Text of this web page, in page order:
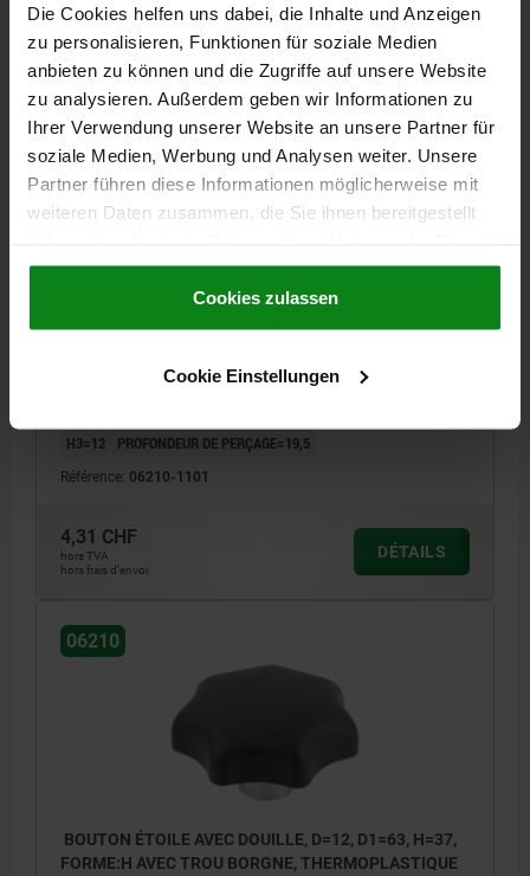
Die Cookies helfen uns dabei, die Inhalte und Anzeigen
zu personalisieren, Funktionen für soziale Medien
anbieten zu können und die Zugriffe auf unsere Website
zu analysieren. Außerdem geben wir Informationen zu
Ihrer Verwendung unserer Website an unsere Partner für
soziale Medien, Werbung und Analysen weiter. Unsere
Partner führen diese Informationen möglicherweise mit
weiteren Daten zusammen, die Sie ihnen bereitgestellt
gesammelt haben.Cookie Richtlinien
Datenschutz|AGB
Cookies zulassen
Cookie Einstellungen
hors TVA
hors frais d’envoi
DÉTAILS
06210
BOUTON ÉTOILE AVEC DOUILLE, D=10, D1=63, H=37,
DIAMÈTRE EXTÉRIEUR=63 HAUTEUR=37 ALÉSAGE=10
H3=12
PROFONDEUR DE PERÇAGE=19,5
Référence: 06210-1101
4,31 CHF
hors TVA
hors frais d’envoi
DÉTAILS
06210
BOUTON ÉTOILE AVEC DOUILLE, D=12, D1=63, H=37,
FORME:H AVEC TROU BORGNE, THERMOPLASTIQUE